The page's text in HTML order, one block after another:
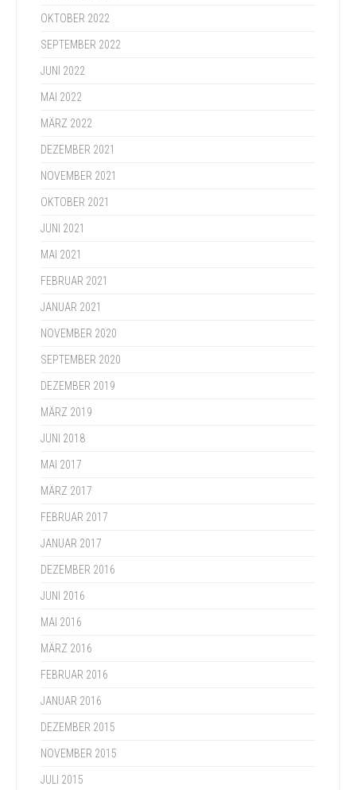
OKTOBER 2022
SEPTEMBER 2022
JUNI 2022
MAI 2022
MÄRZ 2022
DEZEMBER 2021
NOVEMBER 2021
OKTOBER 2021
JUNI 2021
MAI 2021
FEBRUAR 2021
JANUAR 2021
NOVEMBER 2020
SEPTEMBER 2020
DEZEMBER 2019
MÄRZ 2019
JUNI 2018
MAI 2017
MÄRZ 2017
FEBRUAR 2017
JANUAR 2017
DEZEMBER 2016
JUNI 2016
MAI 2016
MÄRZ 2016
FEBRUAR 2016
JANUAR 2016
DEZEMBER 2015
NOVEMBER 2015
JULI 2015